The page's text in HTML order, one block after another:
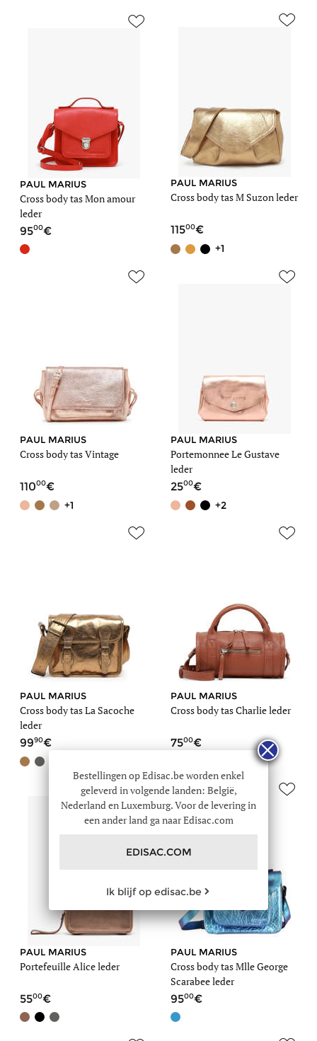
PAUL MARIUS
Cross body tas Mon amour
leder
9500
PAUL MARIUS
Cross body tas M Suzon leder
11500
+1
PAUL MARIUS
Cross body tas Vintage
11000
+1
PAUL MARIUS
Portemonnee Le Gustave
leder
2500
+2
PAUL MARIUS
Cross body tas La Sacoche
leder
9990
PAUL MARIUS
Cross body tas Charlie leder
7500
PAUL MARIUS
Portefeuille Alice leder
5500
PAUL MARIUS
Cross body tas Mlle George
Scarabee leder
9500
Bestellingen op Edisac.be worden enkel
geleverd in volgende landen: België,
Nederland en Luxemburg. Voor de levering in
een ander land ga naar Edisac.com
EDISAC.COM
Ik blijf op edisac.be